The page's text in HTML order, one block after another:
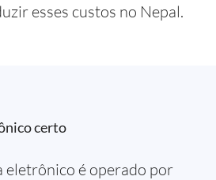
esses custos no Nepal.
certo
eletrônico é operado por